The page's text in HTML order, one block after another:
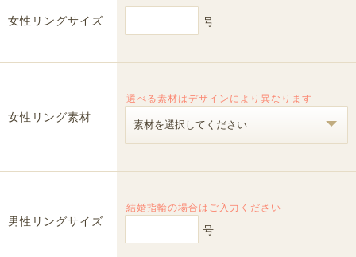
女性リングサイズ 号
女性リング素材
選べる素材はデザインにより異なります
男性リングサイズ
結婚指輪の場合はご入力ください
号